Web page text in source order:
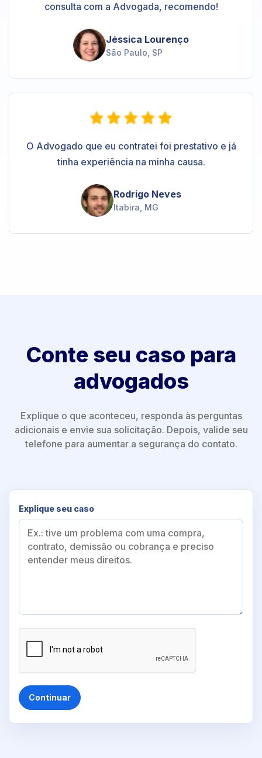
consulta com a Advogada, recomendo!
Jéssica Lourenço
São Paulo, SP
O Advogado que eu contratei foi prestativo e já
tinha experiência na minha causa.
Rodrigo Neves
Itabira, MG
Conte seu caso para
advogados
Explique o que aconteceu, responda às perguntas
adicionais e envie sua solicitação. Depois, valide seu
telefone para aumentar a segurança do contato.
Explique seu caso
Continuar